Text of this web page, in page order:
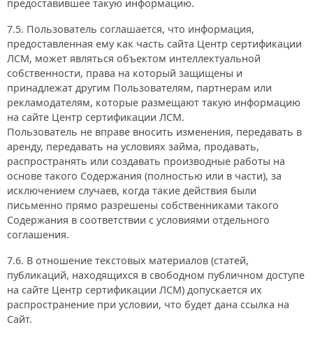
предоставившее такую информацию.
7.5. Пользователь соглашается, что информация,
предоставленная ему как часть сайта Центр сертификации
ЛСМ, может являться объектом интеллектуальной
собственности, права на который защищены и
принадлежат другим Пользователям, партнерам или
рекламодателям, которые размещают такую информацию
на сайте Центр сертификации ЛСМ.
Пользователь не вправе вносить изменения, передавать в
аренду, передавать на условиях займа, продавать,
распространять или создавать производные работы на
основе такого Содержания (полностью или в части), за
исключением случаев, когда такие действия были
письменно прямо разрешены собственниками такого
Содержания в соответствии с условиями отдельного
соглашения.
7.6. В отношение текстовых материалов (статей,
публикаций, находящихся в свободном публичном доступе
на сайте Центр сертификации ЛСМ) допускается их
распространение при условии, что будет дана ссылка на
Сайт.